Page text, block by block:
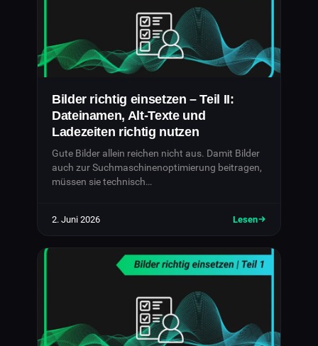
Bilder richtig einsetzen – Teil II:
Dateinamen, Alt-Texte und
Ladezeiten richtig nutzen
Gute Bilder allein reichen nicht aus. Damit Bilder
auch zur Suchmaschinenoptimierung beitragen,
müssen sie technisch…
2. Juni 2026 Lesen